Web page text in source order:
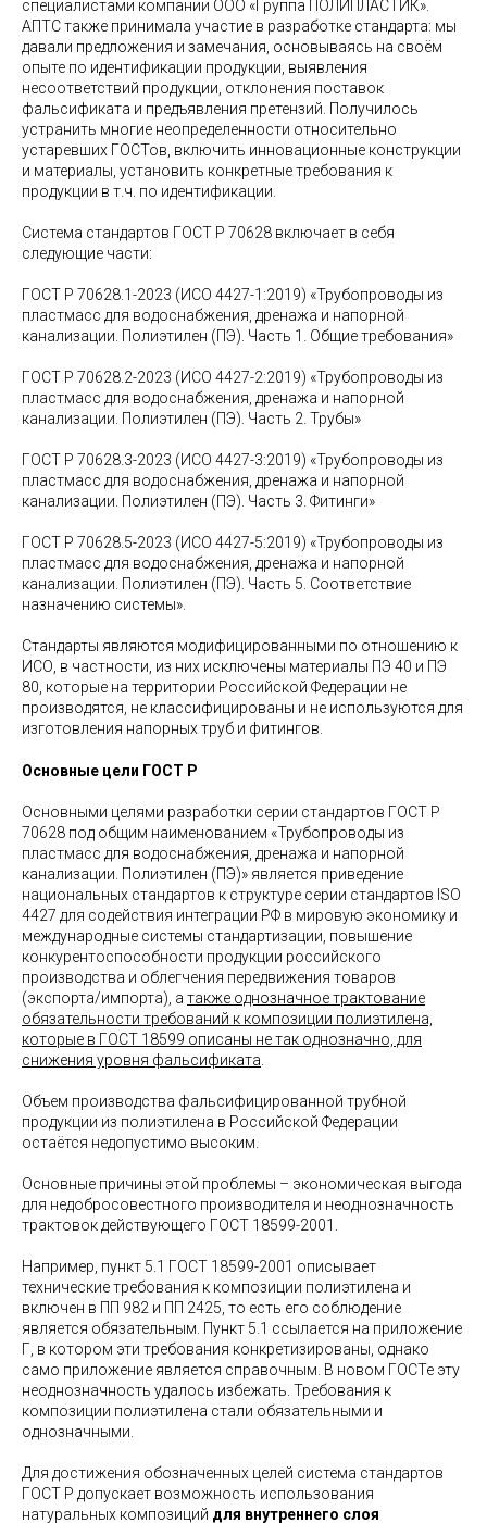
специалистами компании ООО «Группа ПОЛИПЛАСТИК».
АПТС также принимала участие в разработке стандарта: мы
давали предложения и замечания, основываясь на своём
опыте по идентификации продукции, выявления
несоответствий продукции, отклонения поставок
фальсификата и предъявления претензий. Получилось
устранить многие неопределенности относительно
устаревших ГОСТов, включить инновационные конструкции
и материалы, установить конкретные требования к
продукции в т.ч. по идентификации.
Система стандартов ГОСТ Р 70628 включает в себя
следующие части:
ГОСТ Р 70628.1-2023 (ИСО 4427-1:2019) «Трубопроводы из
пластмасс для водоснабжения, дренажа и напорной
канализации. Полиэтилен (ПЭ). Часть 1. Общие требования»
ГОСТ Р 70628.2-2023 (ИСО 4427-2:2019) «Трубопроводы из
пластмасс для водоснабжения, дренажа и напорной
канализации. Полиэтилен (ПЭ). Часть 2. Трубы»
ГОСТ Р 70628.3-2023 (ИСО 4427-3:2019) «Трубопроводы из
пластмасс для водоснабжения, дренажа и напорной
канализации. Полиэтилен (ПЭ). Часть 3. Фитинги»
ГОСТ Р 70628.5-2023 (ИСО 4427-5:2019) «Трубопроводы из
пластмасс для водоснабжения, дренажа и напорной
канализации. Полиэтилен (ПЭ). Часть 5. Соответствие
назначению системы».
Стандарты являются модифицированными по отношению к
ИСО, в частности, из них исключены материалы ПЭ 40 и ПЭ
80, которые на территории Российской Федерации не
производятся, не классифицированы и не используются для
изготовления напорных труб и фитингов.
Основные цели ГОСТ Р
Основными целями разработки серии стандартов ГОСТ Р
70628 под общим наименованием «Трубопроводы из
пластмасс для водоснабжения, дренажа и напорной
канализации. Полиэтилен (ПЭ)» является приведение
национальных стандартов к структуре серии стандартов ISO
4427 для содействия интеграции РФ в мировую экономику и
международные системы стандартизации, повышение
конкурентоспособности продукции российского
производства и облегчения передвижения товаров
(экспорта/импорта), а также однозначное трактование
обязательности требований к композиции полиэтилена,
которые в ГОСТ 18599 описаны не так однозначно, для
снижения уровня фальсификата
Объем производства фальсифицированной трубной
продукции из полиэтилена в Российской Федерации
остаётся недопустимо высоким.
Основные причины этой проблемы – экономическая выгода
для недобросовестного производителя и неоднозначность
трактовок действующего ГОСТ 18599-2001.
Например, пункт 5.1 ГОСТ 18599-2001 описывает
технические требования к композиции полиэтилена и
включен в ПП 982 и ПП 2425, то есть его соблюдение
является обязательным. Пункт 5.1 ссылается на приложение
Г, в котором эти требования конкретизированы, однако
само приложение является справочным. В новом ГОСТе эту
неоднозначность удалось избежать. Требования к
композиции полиэтилена стали обязательными и
однозначными.
Для достижения обозначенных целей система стандартов
ГОСТ Р допускает возможность использования
натуральных композиций для внутреннего слоя